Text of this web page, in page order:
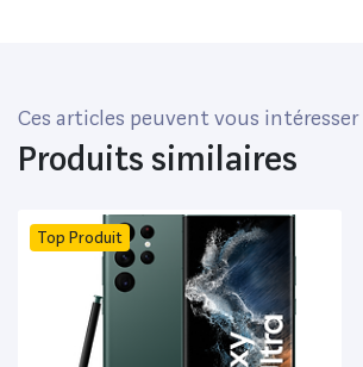
Ces articles peuvent vous intéresser
Produits similaires
Top Produit